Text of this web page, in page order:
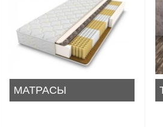
МАТРАСЫ